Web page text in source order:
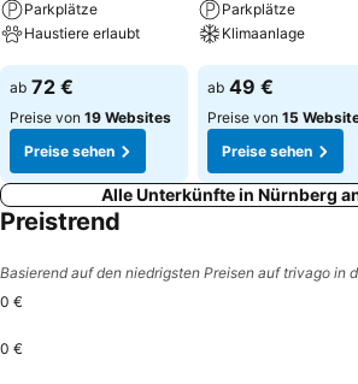
Parkplätze
Haustiere erlaubt
Preise sehen
ab 72 €
Preise von 19 Websites
Preise sehen
Parkplätze
Klimaanlage
Preise sehen
ab 49 €
Preise von 15
Preise sehen
Alle Unterkünfte in Nürnberg
Preistrend
Basierend auf den niedrigsten Preisen auf trivago in
0 €
0 €